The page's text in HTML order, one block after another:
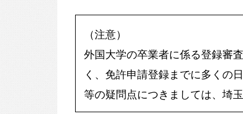
（注意）
外国大学の卒業者に係る登録審
く、免許申請登録までに多くの
等の疑問点につきましては、埼